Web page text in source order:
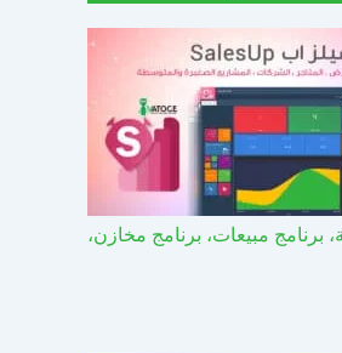
برنامج مبيعات، برنامج مخازن،